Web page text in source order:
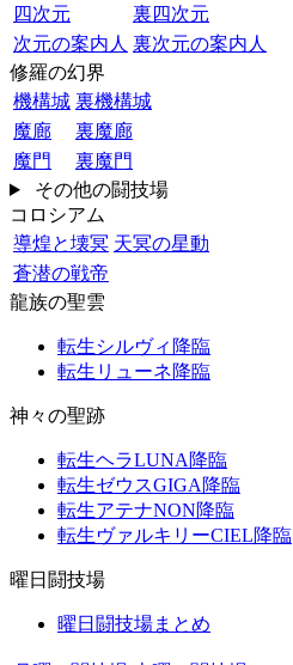
四次元
裏四次元
次元の案内人 裏次元の案内人
修羅の幻界
機構城 裏機構城
魔廊
裏魔廊
魔門
裏魔門
その他の闘技場
コロシアム
導煌と壊冥 天冥の星動
蒼潜の戦帝
龍族の聖雲
転生シルヴィ降臨
転生リューネ降臨
神々の聖跡
転生ヘラLUNA降臨
転生ゼウスGIGA降臨
転生アテナNON降臨
転生ヴァルキリーCIEL降臨
曜日闘技場
曜日闘技場まとめ